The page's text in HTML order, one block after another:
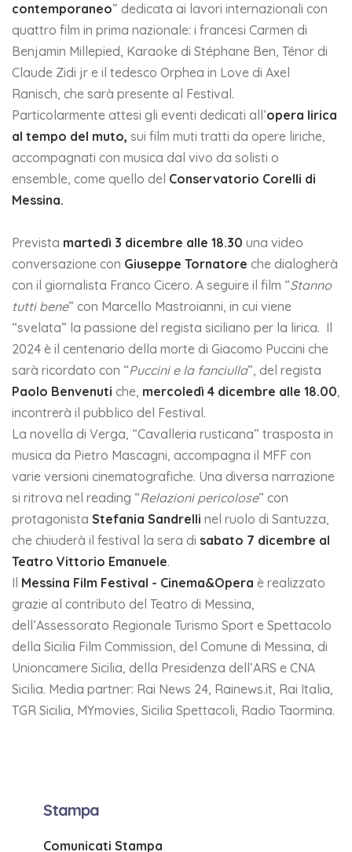
contemporaneo” dedicata ai lavori internazionali con
quattro film in prima nazionale: i francesi Carmen di
Benjamin Millepied, Karaoke di Stéphane Ben, Ténor di
Claude Zidi jr e il tedesco Orphea in Love di Axel
Ranisch, che sarà presente al Festival.
Particolarmente attesi gli eventi dedicati all’opera lirica
al tempo del muto, sui film muti tratti da opere liriche,
accompagnati con musica dal vivo da solisti o
ensemble, come quello del Conservatorio Corelli di
Messina.
Prevista martedì 3 dicembre alle 18.30 una video
conversazione con Giuseppe Tornatore che dialogherà
con il giornalista Franco Cicero. A seguire il film “Stanno
tutti bene” con Marcello Mastroianni, in cui viene
“svelata” la passione del regista siciliano per la lirica. Il
2024 è il centenario della morte di Giacomo Puccini che
sarà ricordato con “Puccini e la fanciulla”, del regista
Paolo Benvenuti che, mercoledì 4 dicembre alle 18.00,
incontrerà il pubblico del Festival.
La novella di Verga, “Cavalleria rusticana” trasposta in
musica da Pietro Mascagni, accompagna il MFF con
varie versioni cinematografiche. Una diversa narrazione
si ritrova nel reading “Relazioni pericolose” con
protagonista Stefania Sandrelli nel ruolo di Santuzza,
che chiuderà il festival la sera di sabato 7 dicembre al
Teatro Vittorio Emanuele.
Il Messina Film Festival - Cinema&Opera è realizzato
grazie al contributo del Teatro di Messina,
dell’Assessorato Regionale Turismo Sport e Spettacolo
della Sicilia Film Commission, del Comune di Messina, di
Unioncamere Sicilia, della Presidenza dell’ARS e CNA
Sicilia. Media partner: Rai News 24, Rainews.it, Rai Italia,
TGR Sicilia, MYmovies, Sicilia Spettacoli, Radio Taormina.
Stampa
Comunicati Stampa